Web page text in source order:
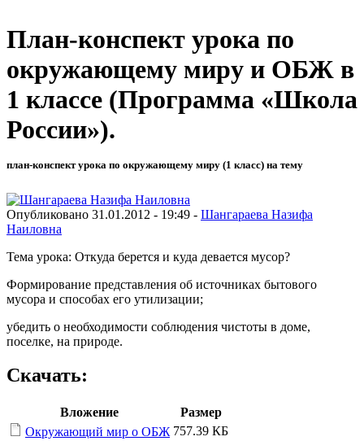
План-конспект урока по
окружающему миру и ОБЖ в
1 классе (Программа «Школа
России»).
план-конспект урока по окружающему миру (1 класс) на тему
Опубликовано 31.01.2012 - 19:49 - Шангараева Назифа
Наиловна
Тема урока: Откуда берется и куда девается мусор?
Формирование представления об источниках бытового
мусора и способах его утилизации;
убедить о необходимости соблюдения чистоты в доме,
поселке, на природе.
Скачать:
Вложение
Размер
Окружающий мир о ОБЖ 757.39 КБ